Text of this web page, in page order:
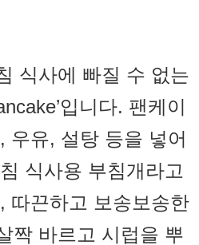
식사에 빠질 수 없는
입니다. 팬케이
우유, 설탕 등을 넣어
식사용 부침개라고
따끈하고 보송보송한
짝 바르고 시럽을 뿌